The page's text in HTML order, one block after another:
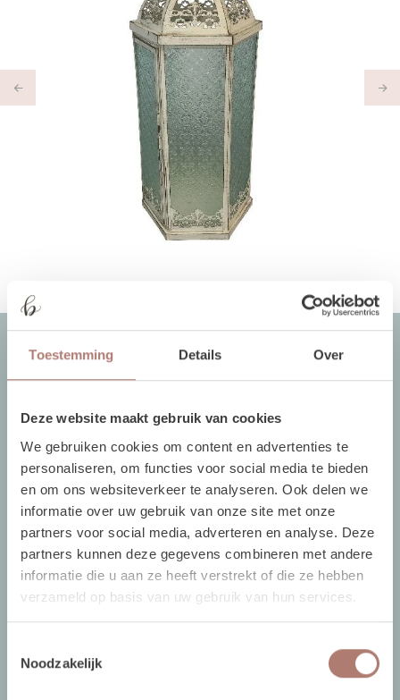
Toestemming Details Over
Deze website maakt gebruik van cookies
We gebruiken cookies om content en advertenties te
personaliseren, om functies voor social media te bieden
en om ons websiteverkeer te analyseren. Ook delen we
informatie over uw gebruik van onze site met onze
partners voor social media, adverteren en analyse. Deze
partners kunnen deze gegevens combineren met andere
informatie die u aan ze heeft verstrekt of die ze hebben
verzameld op basis van uw gebruik van hun services.
Noodzakelijk
Previous
CONTACT
Ringkade 4, 3545NK Utrecht
+31620418977
info@brisked.nl
HANDIGE LINKS